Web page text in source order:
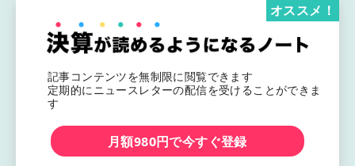
記事コンテンツを無制限に閲覧できます
定期的にニュースレターの配信を受けることができま
す
オススメ！
月額980円で今すぐ登録